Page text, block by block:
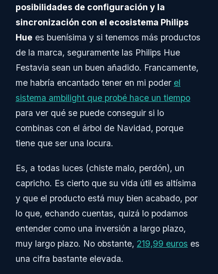
posibilidades de configuración y la
sincronización con el ecosistema Philips
Hue es buenísima y si tenemos más productos
de la marca, seguramente las Philips Hue
Festavia sean un buen añadido. Francamente,
me habría encantado tener en mi poder el
sistema ambilight que probé hace un tiempo
para ver qué se puede conseguir si lo
combinas con el árbol de Navidad, porque
tiene que ser una locura.
Es, a todas luces (chiste malo, perdón), un
capricho. Es cierto que su vida útil es altísima
y que el producto está muy bien acabado, por
lo que, echando cuentas, quizá lo podamos
entender como una inversión a largo plazo,
muy largo plazo. No obstante, 219,99 euros es
una cifra bastante elevada.